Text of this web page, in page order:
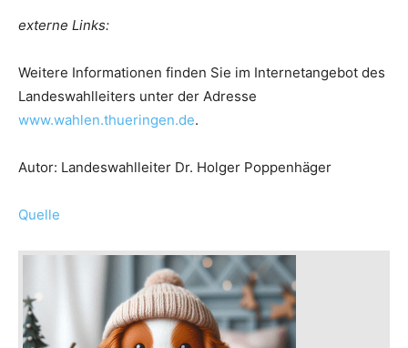
externe Links:
Weitere Informationen finden Sie im Internetangebot des
Landeswahlleiters unter der Adresse
www.wahlen.thueringen.de.
Autor: Landeswahlleiter Dr. Holger Poppenhäger
Quelle